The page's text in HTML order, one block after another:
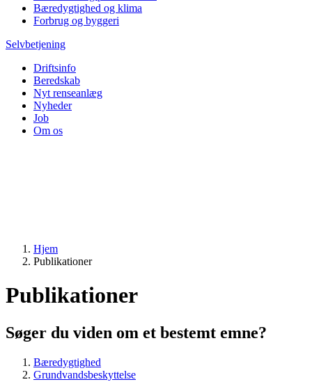
Bæredygtighed og klima
Forbrug og byggeri
Selvbetjening
Driftsinfo
Beredskab
Nyt renseanlæg
Nyheder
Job
Om os
Hjem
Publikationer
Publikationer
Søger du viden om et bestemt emne?
Bæredygtighed
Grundvandsbeskyttelse